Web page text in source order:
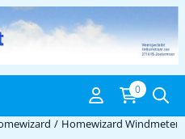
wählen oder alle
0
/ Homewizard Windmeter